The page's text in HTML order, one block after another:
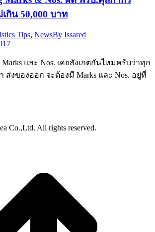
กิน 50,000 บาท
Tips, NewsBy Issared
และ Nos. เคยสังเกตกันไหมครับว่าทุก
ส่งของออก จะต้องมี Marks และ Nos. อยู่ที่
Co.,Ltd. All rights reserved.